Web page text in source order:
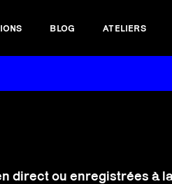
BLOG ATELIERS
direct ou enregistrées à